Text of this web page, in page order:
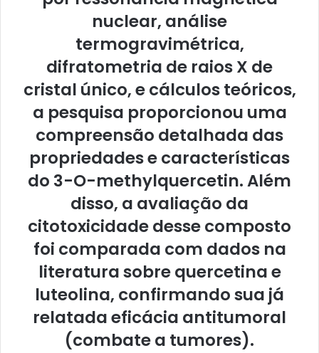
nuclear, análise
termogravimétrica,
difratometria de raios X de
cristal único, e cálculos teóricos,
a pesquisa proporcionou uma
compreensão detalhada das
propriedades e características
do 3-O-methylquercetin. Além
disso, a avaliação da
citotoxicidade desse composto
foi comparada com dados na
literatura sobre quercetina e
luteolina, confirmando sua já
relatada eficácia antitumoral
(combate a tumores).